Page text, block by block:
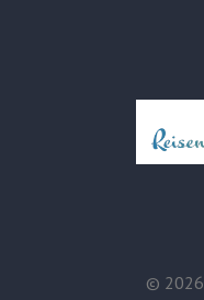
© 2026